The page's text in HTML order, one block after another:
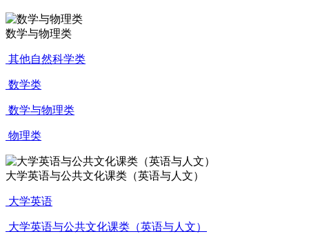
数学与物理类
其他自然科学类
数学类
数学与物理类
物理类
大学英语与公共文化课类（英语与人文）
大学英语
大学英语与公共文化课类（英语与人文）